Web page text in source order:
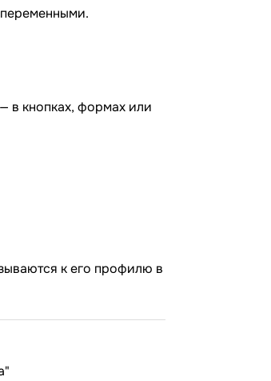
в кнопках, формах или
к его профилю в